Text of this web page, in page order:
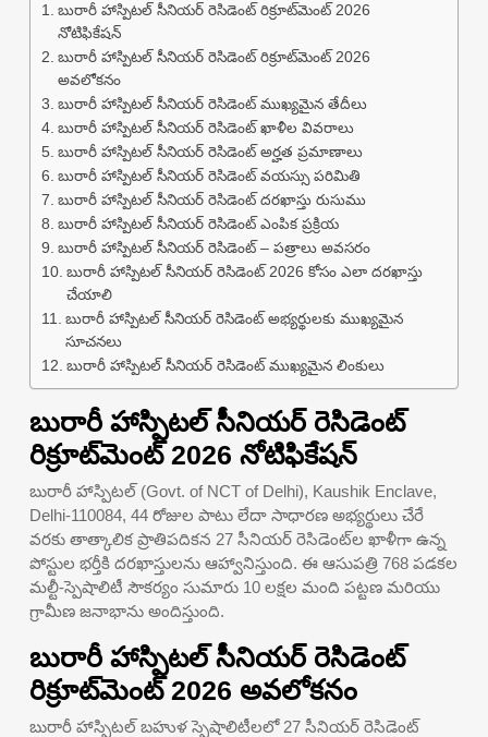
బురారీ హాస్పిటల్ సీనియర్ రెసిడెంట్ రిక్రూట్‌మెంట్ 2026
నోటిఫికేషన్
బురారీ హాస్పిటల్ సీనియర్ రెసిడెంట్ రిక్రూట్‌మెంట్ 2026
అవలోకనం
బురారీ హాస్పిటల్ సీనియర్ రెసిడెంట్ ముఖ్యమైన తేదీలు
బురారీ హాస్పిటల్ సీనియర్ రెసిడెంట్ ఖాళీల వివరాలు
బురారీ హాస్పిటల్ సీనియర్ రెసిడెంట్ అర్హత ప్రమాణాలు
బురారీ హాస్పిటల్ సీనియర్ రెసిడెంట్ వయస్సు పరిమితి
బురారీ హాస్పిటల్ సీనియర్ రెసిడెంట్ దరఖాస్తు రుసుము
బురారీ హాస్పిటల్ సీనియర్ రెసిడెంట్ ఎంపిక ప్రక్రియ
బురారీ హాస్పిటల్ సీనియర్ రెసిడెంట్ – పత్రాలు అవసరం
బురారీ హాస్పిటల్ సీనియర్ రెసిడెంట్ 2026 కోసం ఎలా దరఖాస్తు
చేయాలి
బురారీ హాస్పిటల్ సీనియర్ రెసిడెంట్ అభ్యర్థులకు ముఖ్యమైన
సూచనలు
బురారీ హాస్పిటల్ సీనియర్ రెసిడెంట్ ముఖ్యమైన లింకులు
బురారీ హాస్పిటల్ సీనియర్ రెసిడెంట్
రిక్రూట్‌మెంట్ 2026 నోటిఫికేషన్
బురారీ హాస్పిటల్ (Govt. of NCT of Delhi), Kaushik Enclave,
Delhi-110084, 44 రోజుల పాటు లేదా సాధారణ అభ్యర్థులు చేరే
వరకు తాత్కాలిక ప్రాతిపదికన 27 సీనియర్ రెసిడెంట్‌ల ఖాళీగా ఉన్న
పోస్టుల భర్తీకి దరఖాస్తులను ఆహ్వానిస్తుంది. ఈ ఆసుపత్రి 768 పడకల
మల్టీ-స్పెషాలిటీ సౌకర్యం సుమారు 10 లక్షల మంది పట్టణ మరియు
గ్రామీణ జనాభాను అందిస్తుంది.
బురారీ హాస్పిటల్ సీనియర్ రెసిడెంట్
రిక్రూట్‌మెంట్ 2026 అవలోకనం
బురారీ హాస్పిటల్ బహుళ స్పెషాలిటీలలో 27 సీనియర్ రెసిడెంట్